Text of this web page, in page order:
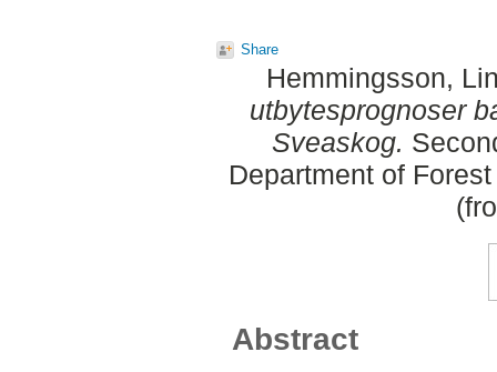
Share
Hemmingsson,
utbytesprognoser
Sveaskog.
Department of
Abstract